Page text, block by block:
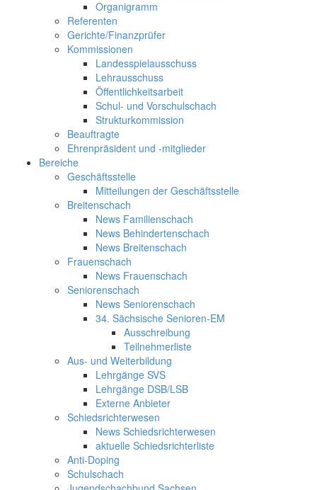
Organigramm
Referenten
Gerichte/Finanzprüfer
Kommissionen
Landesspielausschuss
Lehrausschuss
Öffentlichkeitsarbeit
Schul- und Vorschulschach
Strukturkommission
Beauftragte
Ehrenpräsident und -mitglieder
Bereiche
Geschäftsstelle
Mitteilungen der Geschäftsstelle
Breitenschach
News Familienschach
News Behindertenschach
News Breitenschach
Frauenschach
News Frauenschach
Seniorenschach
News Seniorenschach
34. Sächsische Senioren-EM
Ausschreibung
Teilnehmerliste
Aus- und Weiterbildung
Lehrgänge SVS
Lehrgänge DSB/LSB
Externe Anbieter
Schiedsrichterwesen
News Schiedsrichterwesen
aktuelle Schiedsrichterliste
Anti-Doping
Schulschach